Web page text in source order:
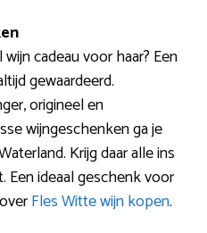
cadeau voor haar? Een
gewaardeerd.
origineel en
wijngeschenken ga je
Krijg daar alle ins
ideaal geschenk voor
Fles Witte wijn kopen.